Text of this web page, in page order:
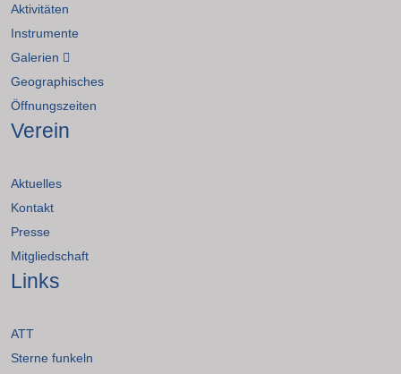
Aktivitäten
Instrumente
Galerien
Geographisches
Öffnungszeiten
Verein
Aktuelles
Kontakt
Presse
Mitgliedschaft
Links
ATT
Sterne funkeln